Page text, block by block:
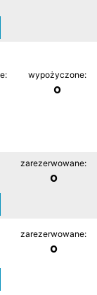
wypożyczone:
0
zarezerwowane:
0
zarezerwowane:
0